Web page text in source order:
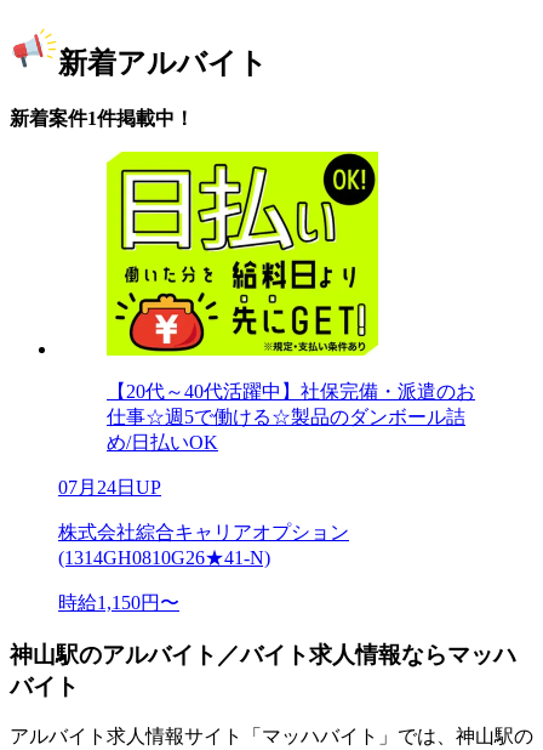
新着アルバイト
新着案件1件掲載中！
【20代～40代活躍中】社保完備・派遣のお
仕事☆週5で働ける☆製品のダンボール詰
め/日払いOK
07月24日UP
株式会社綜合キャリアオプション
(1314GH0810G26★41-N)
時給1,150円〜
神山駅のアルバイト／バイト求人情報ならマッハ
バイト
アルバイト求人情報サイト「マッハバイト」では、神山駅の